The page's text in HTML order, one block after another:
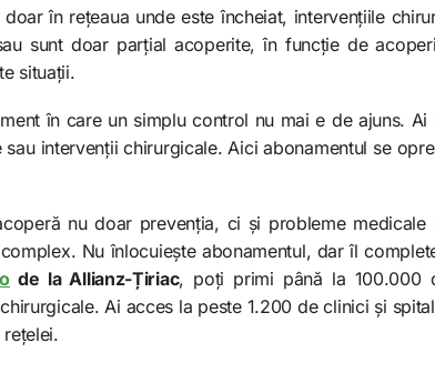
în rețeaua unde este încheiat, intervențiile
sunt doar parțial acoperite, în funcție de
situații.
în care un simplu control nu mai e de ajuns.
intervenții chirurgicale. Aici abonamentul se
nu doar prevenția, ci și probleme
Nu înlocuiește abonamentul, dar îl
de la Allianz-Țiriac, poți primi până la 100.000
Ai acces la peste 1.200 de clinici și